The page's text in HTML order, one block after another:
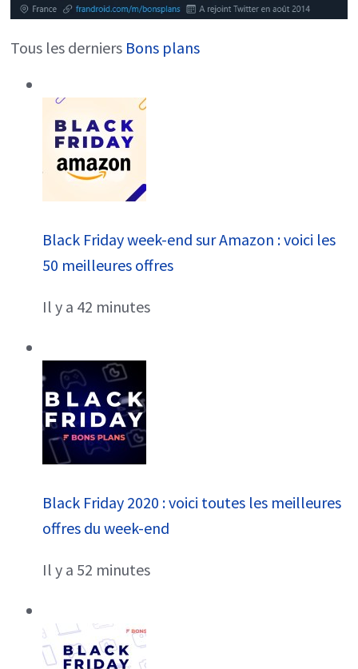
Tous les derniers Bons plans
Black Friday week-end sur Amazon : voici les
50 meilleures offres
Il y a 42 minutes
Black Friday 2020 : voici toutes les meilleures
offres du week-end
Il y a 52 minutes